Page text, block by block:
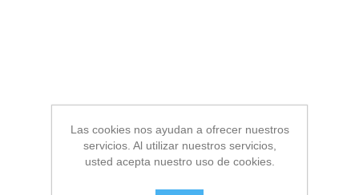
Las cookies nos ayudan a ofrecer nuestros
servicios. Al utilizar nuestros servicios,
usted acepta nuestro uso de cookies.